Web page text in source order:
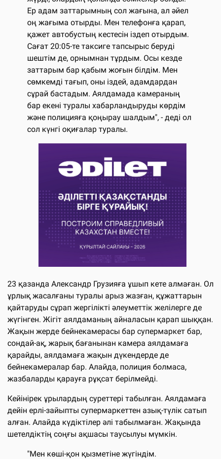
Ер адам заттарымның сол жағына, ал әйел
оң жағыма отырды. Мен телефонға қарап,
қажет автобустың кестесін іздеп отырдым.
Сағат 20:05-те таксиге тапсырыс беруді
шештім де, орнымнан тұрдым. Осы кезде
заттарым бар қабым жоғын білдім. Мен
сөмкемді тағып, оны іздей, адамдардан
сұрай бастадым. Аялдамада камераның
бар екені туралы хабарландыруды көрдім
және полицияға қоңырау шалдым", - деді ол
сол күнгі оқиғалар туралы.
23 қазанда Александр Грузияға ұшып кете алмаған. Ол
ұрлық жасалғаны туралы арыз жазған, құжаттарын
қайтаруды сұрап жергілікті әлеуметтік желілерге де
жүгінген. Жігіт аялдаманың айналасын қарап шыққан.
Жақын жерде бейнекамерасы бар супермаркет бар,
сондай-ақ, жарық бағанынан камера аялдамаға
қарайды, аялдамаға жақын дүкендерде де
бейнекамералар бар. Алайда, полиция болмаса,
жазбаларды қарауға рұқсат берілмейді.
Кейінірек ұрылардың суреттері табылған. Аялдамаға
дейін ерлі-зайыпты супермаркеттен азық-түлік сатып
алған. Алайда күдіктілер әлі табылмаған. Жақында
шетелдіктің соңғы ақшасы таусылуы мүмкін.
"Мен көші-қон қызметіне жүгіндім.